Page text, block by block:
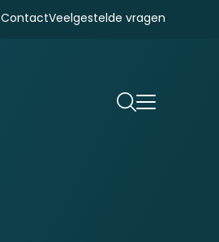
ContactVeelgestelde vragen